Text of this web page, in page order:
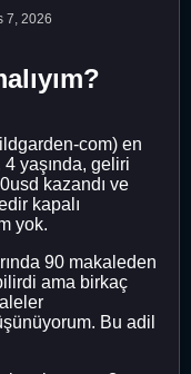
7, 2026
com) en
4 yaşında, geliri
kazandı ve
kapalı
yok.
90 makaleden
ama birkaç
Bu adil